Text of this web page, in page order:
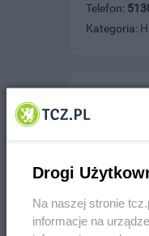
Telefon:
Kategoria:
ul. Wigury
Drogi
Na naszej stronie
informacje na